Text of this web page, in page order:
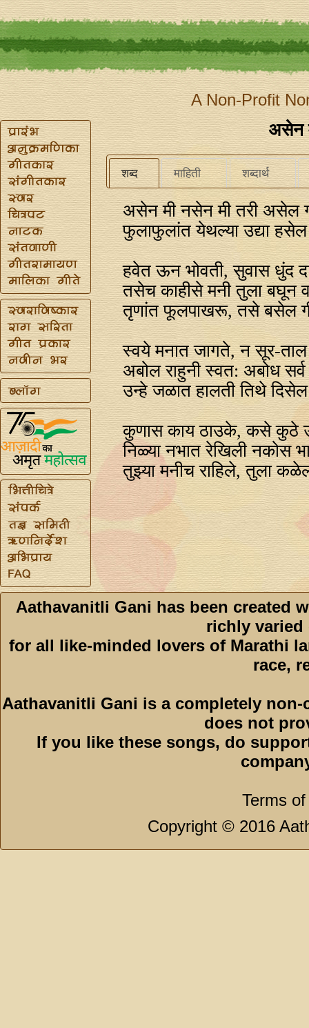
A Non-Profit
असेन
शब्द माहिती शब्दार्थ
असेन मी नसेन मी तरी असेल
फुलाफुलांत येथल्या उद्या
हवेत ऊन भोवती, सुवास धुंद
तसेच काहीसे मनी तुला बघून
तृणांत फूलपाखरू, तसे बसेल
स्वये मनात जागते, न सूर-ताल
अबोल राहुनी स्वत: अबोध
उन्हे जळात हालती तिथे
कुणास काय ठाउके, कसे कुठे
निळ्या नभात रेखिली नकोस
तुझ्या मनीच राहिले, तुला
Aathavanitli Gani has been created
richly varied
for all like-minded lovers of Marathi
race,
Aathavanitli Gani is a completely
does not
If you like these songs, do
Terms
Copyright © 2016